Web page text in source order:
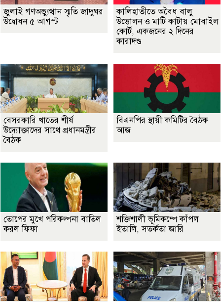
জুলাই গণঅভ্যুত্থান স্মৃতি জাদুঘর
উদ্বোধন ৫ আগস্ট
কালিহাতীতে অবৈধ বালু
উত্তোলন ও মাটি কাটায় মোবাইল
কোর্ট, একজনের ২ দিনের
কারাদণ্ড
বেসরকারি খাতের শীর্ষ
উদ্যোক্তাদের সাথে প্রধানমন্ত্রীর
বৈঠক
বিএনপির স্থায়ী কমিটির বৈঠক
আজ
তোপের মুখে পরিকল্পনা বাতিল
করল ফিফা
শক্তিশালী ভূমিকম্পে কাঁপল
ইতালি, সতর্কতা জারি